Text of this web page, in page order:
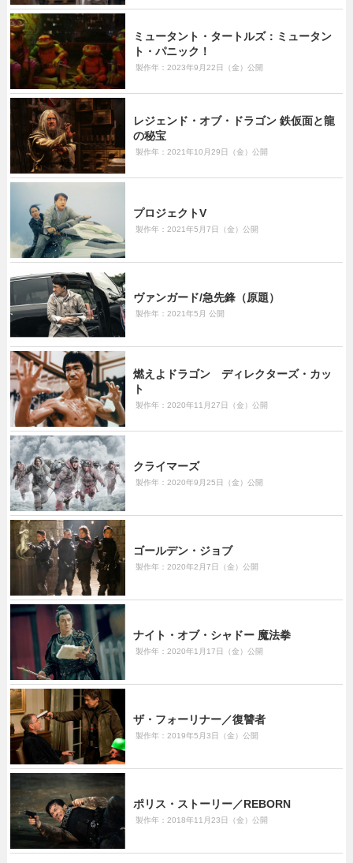
ミュータント・タートルズ：ミュータン
ト・パニック！
製作年：2023年9月22日（金）公開
レジェンド・オブ・ドラゴン 鉄仮面と龍
の秘宝
製作年：2021年10月29日（金）公開
プロジェクトV
製作年：2021年5月7日（金）公開
ヴァンガード/急先鋒（原題）
製作年：2021年5月 公開
燃えよドラゴン ディレクターズ・カッ
ト
製作年：2020年11月27日（金）公開
クライマーズ
製作年：2020年9月25日（金）公開
ゴールデン・ジョブ
製作年：2020年2月7日（金）公開
ナイト・オブ・シャドー 魔法拳
製作年：2020年1月17日（金）公開
ザ・フォーリナー／復讐者
製作年：2019年5月3日（金）公開
ポリス・ストーリー／REBORN
製作年：2018年11月23日（金）公開